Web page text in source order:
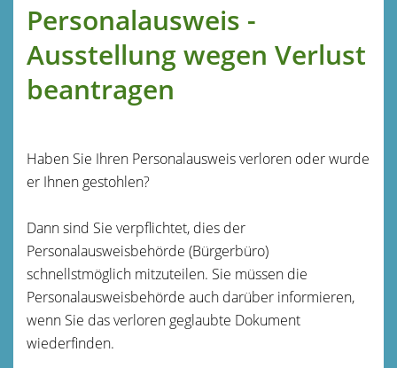
Personalausweis -
Ausstellung wegen Verlust
beantragen
Haben Sie Ihren Personalausweis verloren oder wurde
er Ihnen gestohlen?
Dann sind Sie verpflichtet, dies der
Personalausweisbehörde (Bürgerbüro)
schnellstmöglich mitzuteilen. Sie müssen die
Personalausweisbehörde auch darüber informieren,
wenn Sie das verloren geglaubte Dokument
wiederfinden.